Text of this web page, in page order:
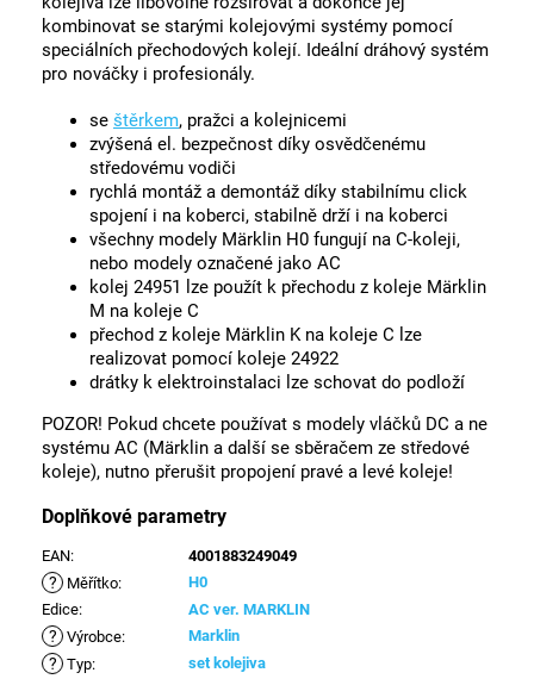
kombinovat se starými kolejovými systémy pomocí
speciálních přechodových kolejí. Ideální dráhový systém
pro nováčky i profesionály.
se štěrkem, pražci a kolejnicemi
zvýšená el. bezpečnost díky osvědčenému
středovému vodiči
rychlá montáž a demontáž díky stabilnímu click
spojení i na koberci, stabilně drží i na koberci
všechny modely Märklin H0 fungují na C-koleji,
nebo modely označené jako AC
kolej 24951 lze použít k přechodu z koleje Märklin
M na koleje C
přechod z koleje Märklin K na koleje C lze
realizovat pomocí koleje 24922
drátky k elektroinstalaci lze schovat do podloží
POZOR! Pokud chcete používat s modely vláčků DC a ne
systému AC (Märklin a další se sběračem ze středové
koleje), nutno přerušit propojení pravé a levé koleje!
Doplňkové parametry
EAN: 4001883249049
? Měřítko:
H0
Edice: AC ver. MARKLIN
? Výrobce: Marklin
? Typ: set kolejiva